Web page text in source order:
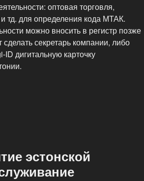
оптовая торговля,
тд. для определения кода МТАК.
можно вносить в регистр позже
секретарь компании, либо
дигитальную карточку
эстонской